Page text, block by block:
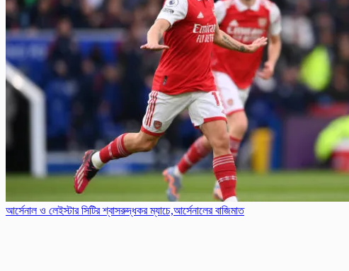
আর্সেনাল ও লেইস্টার সিটির শ্বাসরুদ্ধকর ম্যাচে,আর্সেনালের বাজিমাত